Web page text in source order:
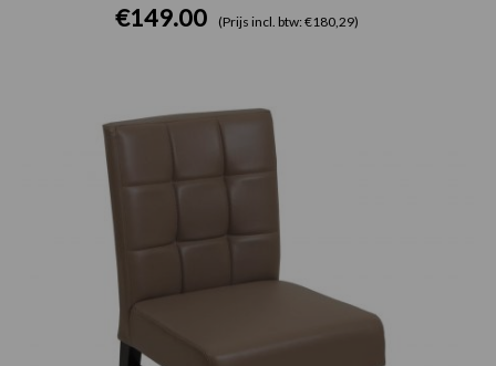
€149.00 (Prijs incl. btw: €180,29)